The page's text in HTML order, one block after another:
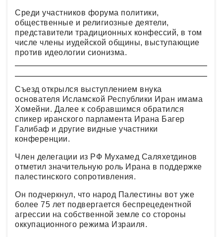
Среди участников форума политики,
общественные и религиозные деятели,
представители традиционных конфессий, в том
числе члены иудейской общины, выступающие
против идеологии сионизма.
Съезд открылся выступлением внука
основателя Исламской Республики Иран имама
Хомейни. Далее к собравшимся обратился
спикер иранского парламента Ирана Багер
Галибаф и другие видные участники
конференции.
Член делегации из РФ Мухамед Саляхетдинов
отметил значительную роль Ирана в поддержке
палестинского сопротивления.
Он подчеркнул, что народ Палестины вот уже
более 75 лет подвергается беспрецедентной
агрессии на собственной земле со стороны
оккупационного режима Израиля.